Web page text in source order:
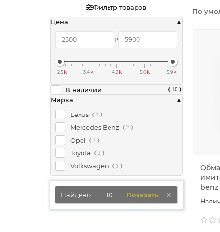
Фильтр товаров
Цена
₽
2.5 k 3.4k 4.2 k 5.0k 5.9 k
В наличии 10
Марка
Lexus
1
Mercedes Benz 2
Opel 1
Toyota 2
Volkswagen 1
Найдено: 10 Показать
По
benz